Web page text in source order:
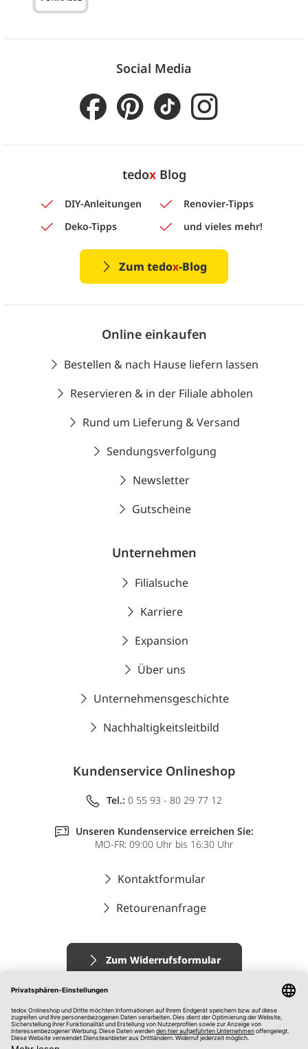
Social Media
tedoxBlog
DIY-Anleitungen
Renovier-Tipps
Deko-Tipps
und vieles mehr!
Zum tedox-Blog
Online einkaufen
Bestellen & nach Hause liefern lassen
Reservieren & in der Filiale abholen
Rund um Lieferung & Versand
Sendungsverfolgung
Newsletter
Gutscheine
Unternehmen
Filialsuche
Karriere
Expansion
Über uns
Unternehmensgeschichte
Nachhaltigkeitsleitbild
Kundenservice Onlineshop
Tel.: 0 55 93 - 80 29 77 12
Unseren Kundenservice erreichen Sie:
MO-FR: 09:00 Uhr bis 16:30 Uhr
Kontaktformular
Retourenanfrage
Zum Widerrufsformular
Impressum
AGB